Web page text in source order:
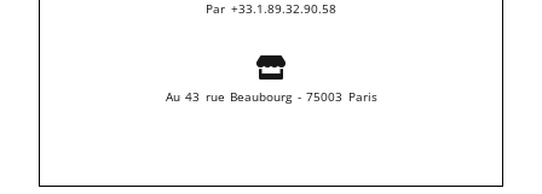
Par +33.1.89.32.90.58
Au 43 rue Beaubourg - 75003 Paris